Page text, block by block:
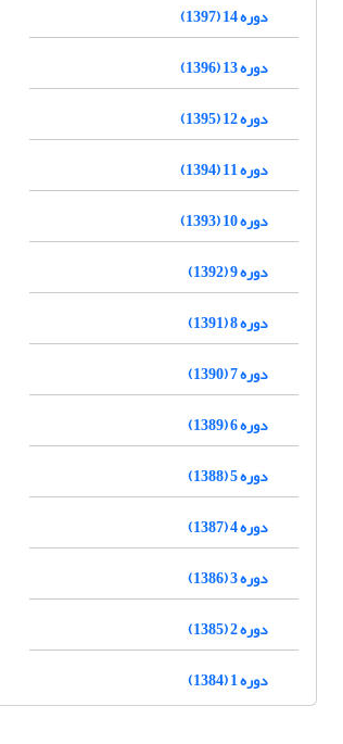
دوره 14 (1397)
دوره 13 (1396)
دوره 12 (1395)
دوره 11 (1394)
دوره 10 (1393)
دوره 9 (1392)
دوره 8 (1391)
دوره 7 (1390)
دوره 6 (1389)
دوره 5 (1388)
دوره 4 (1387)
دوره 3 (1386)
دوره 2 (1385)
دوره 1 (1384)